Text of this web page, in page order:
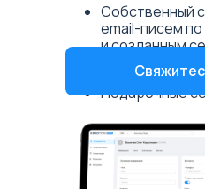
Собственный
email-писем
и созданным
Подарочные